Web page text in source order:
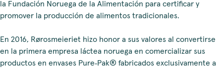
la Fundación Noruega de la Alimentación para certificar y
promover la producción de alimentos tradicionales.
En 2016, Rørosmeieriet hizo honor a sus valores al convertirse
en la primera empresa láctea noruega en comercializar sus
productos en envases Pure‑Pak® fabricados exclusivamente a